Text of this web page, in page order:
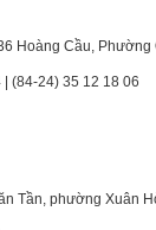
Hoàng Cầu, Phường
(84-24) 35 12 18 06
Tần, phường Xuân